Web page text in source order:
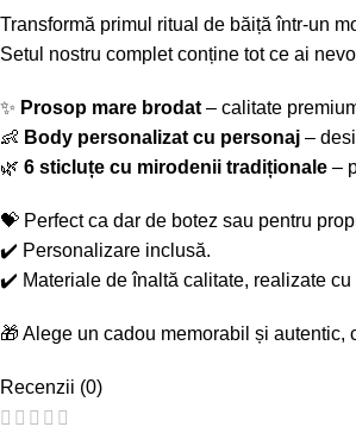
Transformă primul ritual de băiță într-un
Setul nostru complet conține tot ce ai
✨ Prosop mare brodat – calitate
👶 Body personalizat cu personaj –
🌿 6 sticluțe cu mirodenii tradiționale –
💝 Perfect ca dar de botez sau pentru
✔️ Personalizare inclusă.
✔️ Materiale de înaltă calitate, realizate cu
🎁 Alege un cadou memorabil și
Recenzii (0)